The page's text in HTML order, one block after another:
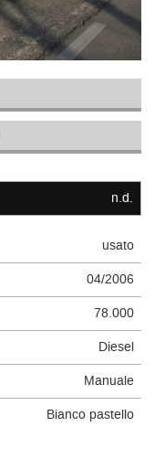
n.d.
usato
04/2006
78.000
Diesel
Manuale
Bianco pastello